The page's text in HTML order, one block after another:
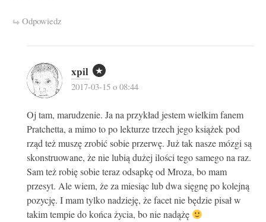
Odpowiedz
xpil
2017-03-15 o 08:44
Oj tam, marudzenie. Ja na przykład jestem wielkim fanem
Pratchetta, a mimo to po lekturze trzech jego książek pod
rząd też muszę zrobić sobie przerwę. Już tak nasze mózgi są
skonstruowane, że nie lubią dużej ilości tego samego na raz.
Sam też robię sobie teraz odsapkę od Mroza, bo mam
przesyt. Ale wiem, że za miesiąc lub dwa sięgnę po kolejną
pozycję. I mam tylko nadzieję, że facet nie będzie pisał w
takim tempie do końca życia, bo nie nadążę